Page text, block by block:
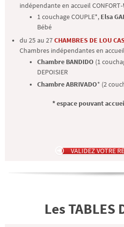
indépendante en accueilCONFORT-
1 couchage COUPLE*, Elsa
Bébé
du 25 au 27CHAMBRES DE LOU
Chambres indépendantes en
Chambre BANDIDO (1
DEPOISIER
Chambre ABRIVADO* (2
* espace pouvant
VALIDEZ VOTRE
Les TABLES